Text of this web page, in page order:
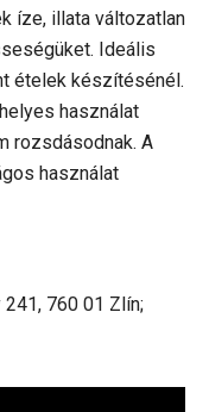
íze, illata változatlan
Ideális
ételek készítésénél.
használat
rozsdásodnak. A
használat
241, 760 01 Zlín;